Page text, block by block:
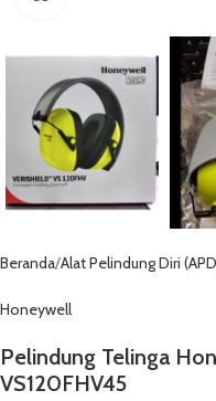
Beranda Alat Pelindung Diri
Honeywell
Pelindung Telinga
VS120FHV45